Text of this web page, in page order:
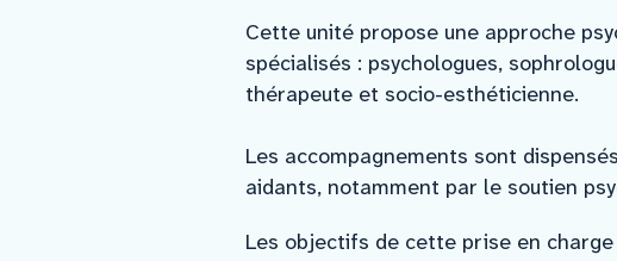
Cette unité propose une approche
spécialisés : psychologues,
thérapeute et socio-esthéticienne.
Les accompagnements sont
aidants, notamment par le soutien
Les objectifs de cette prise en